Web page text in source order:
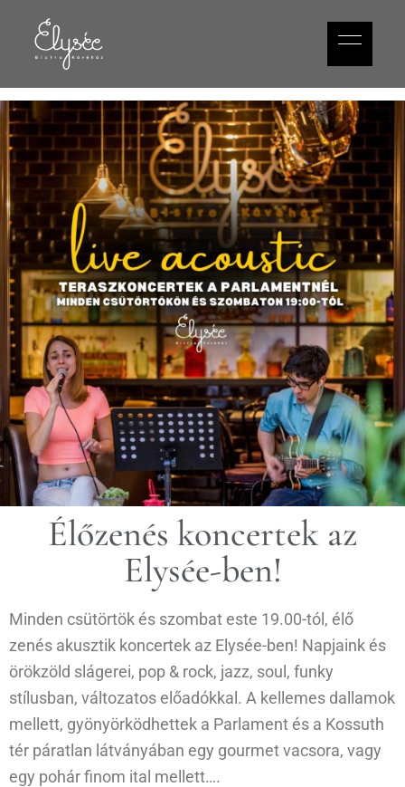
Élőzenés koncertek az
Elysée-ben!
Minden csütörtök és szombat este 19.00-tól, élő
zenés akusztik koncertek az Elysée-ben! Napjaink és
örökzöld slágerei, pop & rock, jazz, soul, funky
stílusban, változatos előadókkal. A kellemes dallamok
mellett, gyönyörködhettek a Parlament és a Kossuth
tér páratlan látványában egy gourmet vacsora, vagy
egy pohár finom ital mellett….